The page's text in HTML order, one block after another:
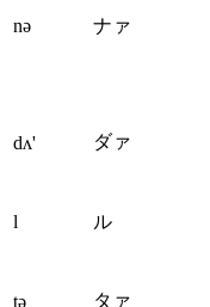
nə ナァ
dʌ' ダァ
l
ル
tə タァ